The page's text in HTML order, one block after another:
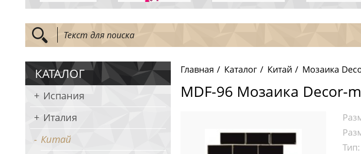
КАТАЛОГ
Испания
Италия
Китай
Главная Каталог Китай Мозаика
MDF-96 Мозаика Decor-
Тип: